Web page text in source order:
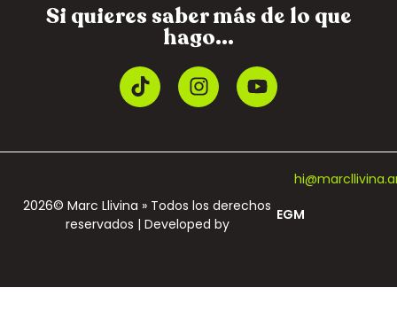
Si quieres saber más de lo que
hago...
2026© Marc Llivina » Todos los derechos
reservados | Developed by
EGM